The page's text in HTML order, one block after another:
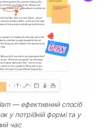
— ефективний спосіб
у потрібній формі та у
час